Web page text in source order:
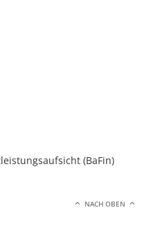
(BaFin)
NACH OBEN